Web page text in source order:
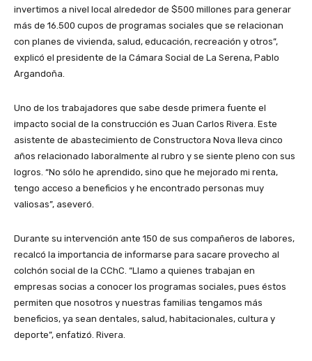
invertimos a nivel local alrededor de $500 millones para generar
más de 16.500 cupos de programas sociales que se relacionan
con planes de vivienda, salud, educación, recreación y otros”,
explicó el presidente de la Cámara Social de La Serena, Pablo
Argandoña.
Uno de los trabajadores que sabe desde primera fuente el
impacto social de la construcción es Juan Carlos Rivera. Este
asistente de abastecimiento de Constructora Nova lleva cinco
años relacionado laboralmente al rubro y se siente pleno con sus
logros. “No sólo he aprendido, sino que he mejorado mi renta,
tengo acceso a beneficios y he encontrado personas muy
valiosas”, aseveró.
Durante su intervención ante 150 de sus compañeros de labores,
recalcó la importancia de informarse para sacare provecho al
colchón social de la CChC. “Llamo a quienes trabajan en
empresas socias a conocer los programas sociales, pues éstos
permiten que nosotros y nuestras familias tengamos más
beneficios, ya sean dentales, salud, habitacionales, cultura y
deporte”, enfatizó. Rivera.